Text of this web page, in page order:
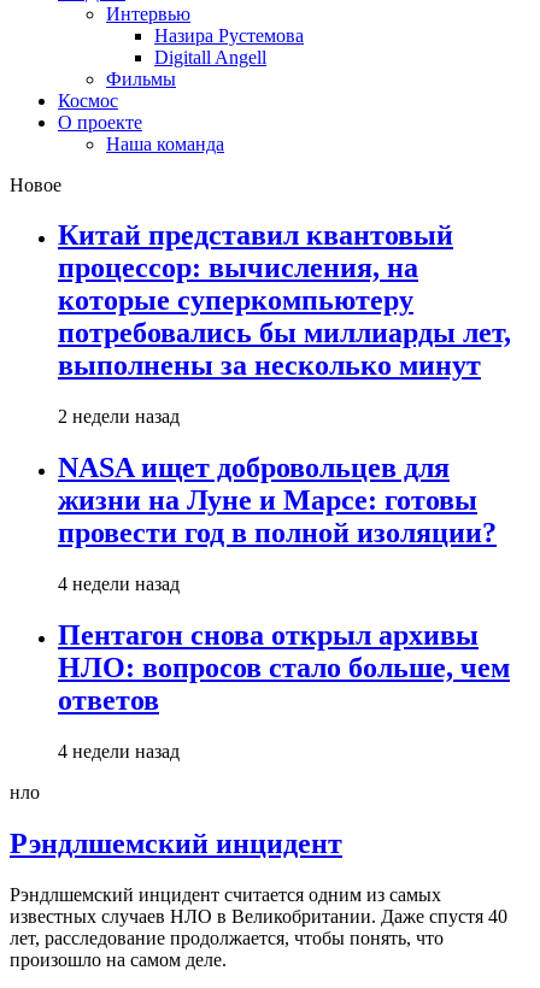
Интервью
Назира Рустемова
Digitall Angell
Фильмы
Космос
О проекте
Наша команда
Новое
Китай представил квантовый
процессор: вычисления, на
которые суперкомпьютеру
потребовались бы миллиарды лет,
выполнены за несколько минут
2 недели назад
NASA ищет добровольцев для
жизни на Луне и Марсе: готовы
провести год в полной изоляции?
4 недели назад
Пентагон снова открыл архивы
НЛО: вопросов стало больше, чем
ответов
4 недели назад
нло
Рэндлшемский инцидент
Рэндлшемский инцидент считается одним из самых
известных случаев НЛО в Великобритании. Даже спустя 40
лет, расследование продолжается, чтобы понять, что
произошло на самом деле.